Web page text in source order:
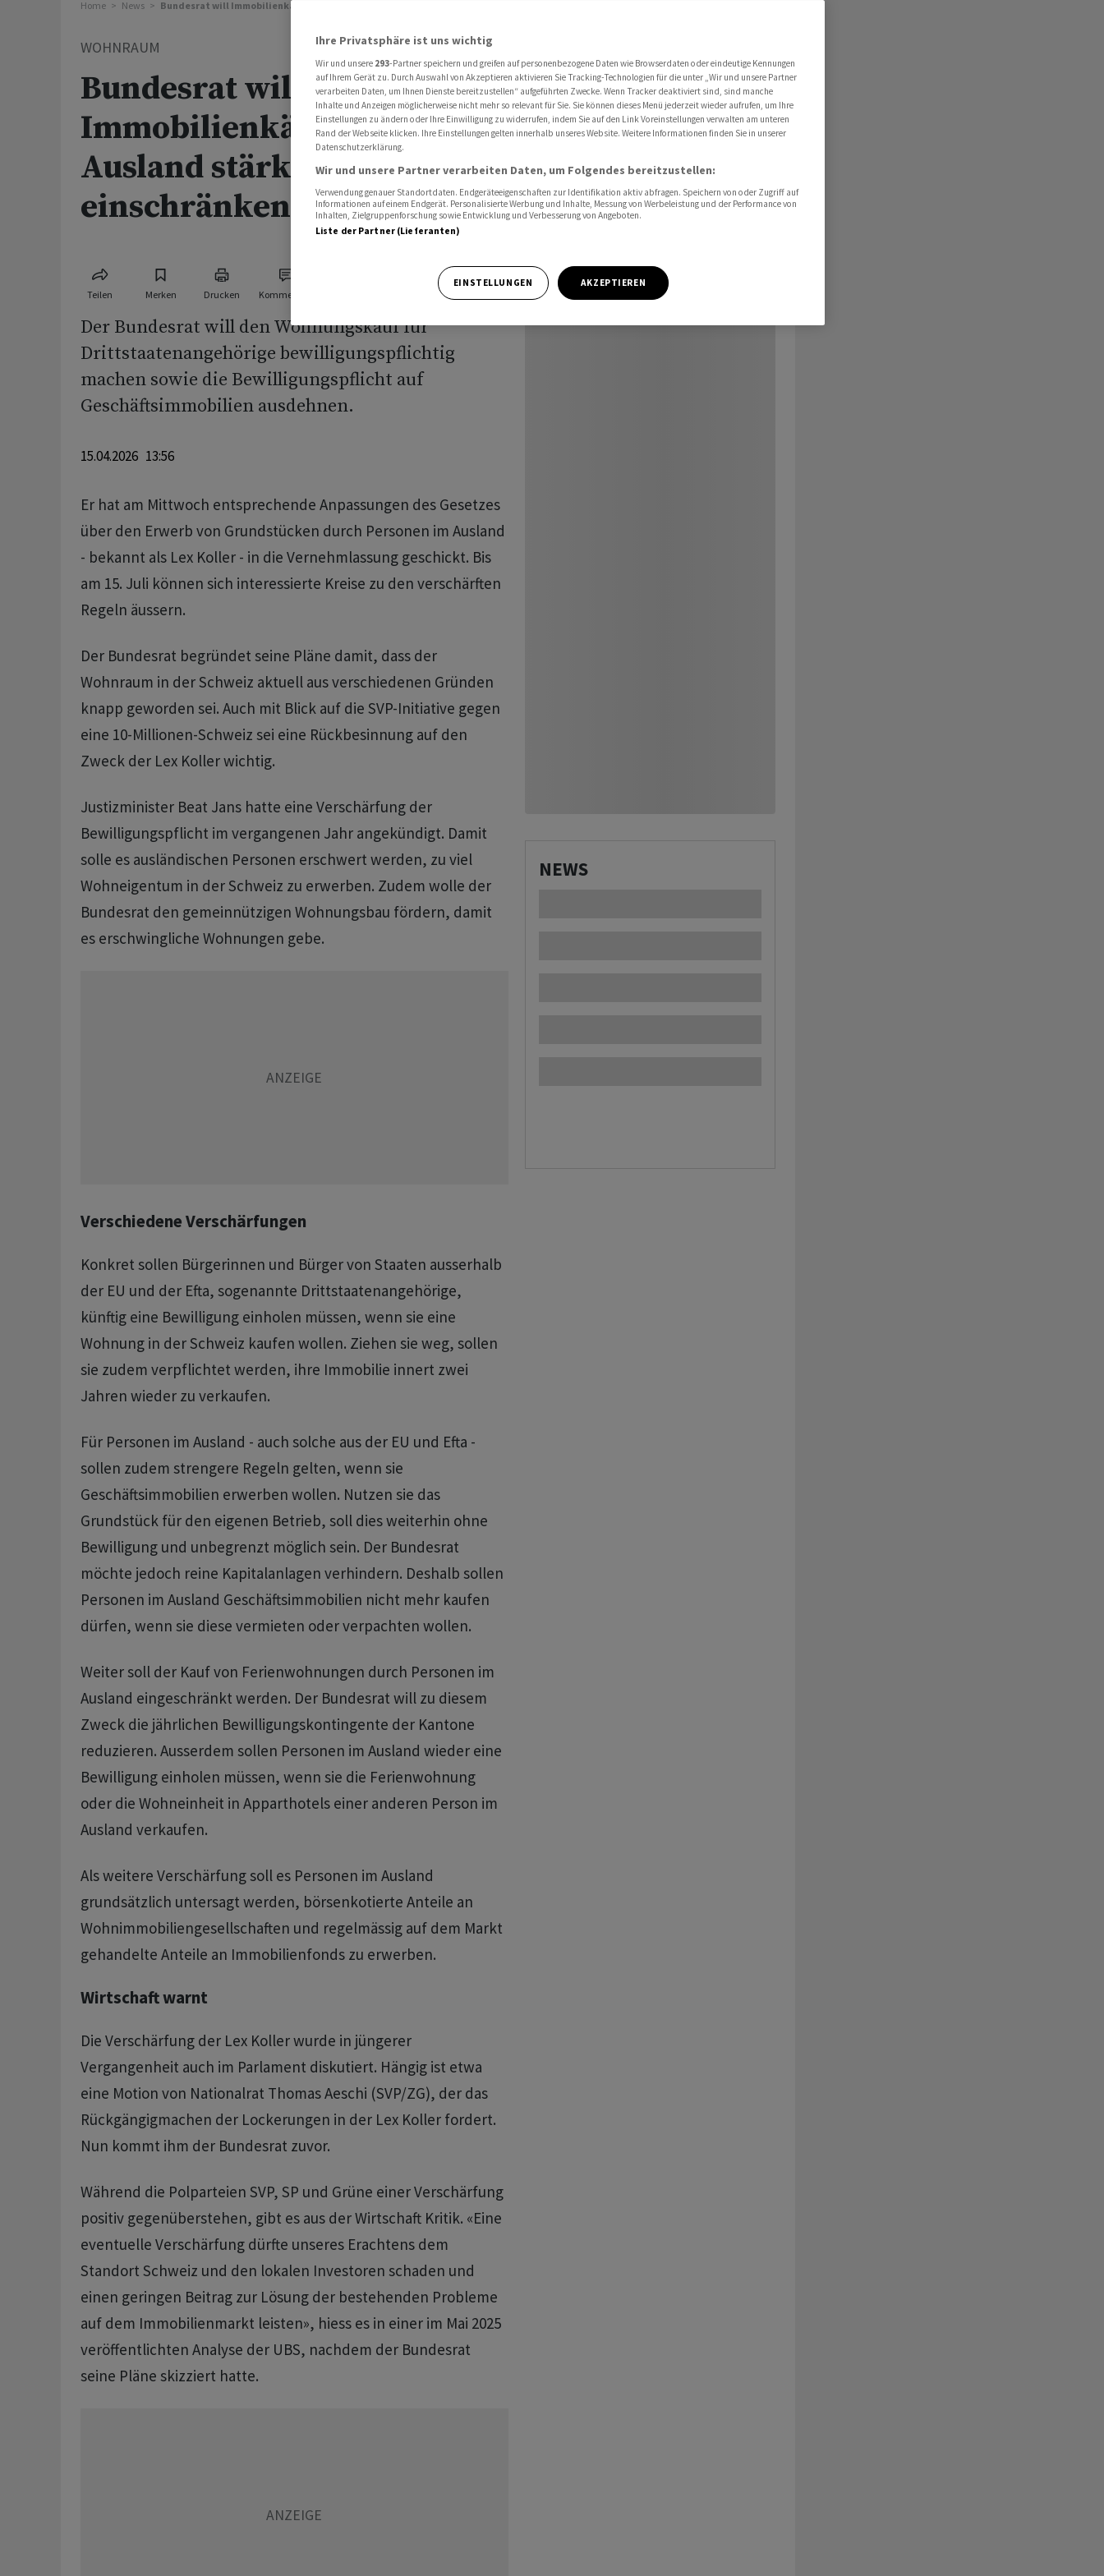
Home News Bundesrat will Immobilienkäufe aus dem Ausland stärker einschränken
WOHNRAUM
Bundesrat will
Immobilienkäufe aus dem
Ausland stärker
einschränken
Teilen Merken Drucken Kommentare
Der Bundesrat will den Wohnungskauf für
Drittstaatenangehörige bewilligungspflichtig
machen sowie die Bewilligungspflicht auf
Geschäftsimmobilien ausdehnen.
15.04.2026 13:56
Er hat am Mittwoch entsprechende Anpassungen des Gesetzes
über den Erwerb von Grundstücken durch Personen im Ausland
- bekannt als Lex Koller - in die Vernehmlassung geschickt. Bis
am 15. Juli können sich interessierte Kreise zu den verschärften
Regeln äussern.
Der Bundesrat begründet seine Pläne damit, dass der
Wohnraum in der Schweiz aktuell aus verschiedenen Gründen
knapp geworden sei. Auch mit Blick auf die SVP-Initiative gegen
eine 10-Millionen-Schweiz sei eine Rückbesinnung auf den
Zweck der Lex Koller wichtig.
Justizminister Beat Jans hatte eine Verschärfung der
Bewilligungspflicht im vergangenen Jahr angekündigt. Damit
solle es ausländischen Personen erschwert werden, zu viel
Wohneigentum in der Schweiz zu erwerben. Zudem wolle der
Bundesrat den gemeinnützigen Wohnungsbau fördern, damit
es erschwingliche Wohnungen gebe.
Verschiedene Verschärfungen
Konkret sollen Bürgerinnen und Bürger von Staaten ausserhalb
der EU und der Efta, sogenannte Drittstaatenangehörige,
künftig eine Bewilligung einholen müssen, wenn sie eine
Wohnung in der Schweiz kaufen wollen. Ziehen sie weg, sollen
sie zudem verpflichtet werden, ihre Immobilie innert zwei
Jahren wieder zu verkaufen.
Für Personen im Ausland - auch solche aus der EU und Efta -
sollen zudem strengere Regeln gelten, wenn sie
Geschäftsimmobilien erwerben wollen. Nutzen sie das
Grundstück für den eigenen Betrieb, soll dies weiterhin ohne
Bewilligung und unbegrenzt möglich sein. Der Bundesrat
möchte jedoch reine Kapitalanlagen verhindern. Deshalb sollen
Personen im Ausland Geschäftsimmobilien nicht mehr kaufen
dürfen, wenn sie diese vermieten oder verpachten wollen.
Weiter soll der Kauf von Ferienwohnungen durch Personen im
Ausland eingeschränkt werden. Der Bundesrat will zu diesem
Zweck die jährlichen Bewilligungskontingente der Kantone
reduzieren. Ausserdem sollen Personen im Ausland wieder eine
Bewilligung einholen müssen, wenn sie die Ferienwohnung
oder die Wohneinheit in Apparthotels einer anderen Person im
Ausland verkaufen.
Als weitere Verschärfung soll es Personen im Ausland
grundsätzlich untersagt werden, börsenkotierte Anteile an
Wohnimmobiliengesellschaften und regelmässig auf dem Markt
gehandelte Anteile an Immobilienfonds zu erwerben.
Wirtschaft warnt
Die Verschärfung der Lex Koller wurde in jüngerer
Vergangenheit auch im Parlament diskutiert. Hängig ist etwa
eine Motion von Nationalrat Thomas Aeschi (SVP/ZG), der das
Rückgängigmachen der Lockerungen in der Lex Koller fordert.
Nun kommt ihm der Bundesrat zuvor.
Während die Polparteien SVP, SP und Grüne einer Verschärfung
positiv gegenüberstehen, gibt es aus der Wirtschaft Kritik. «Eine
eventuelle Verschärfung dürfte unseres Erachtens dem
Standort Schweiz und den lokalen Investoren schaden und
einen geringen Beitrag zur Lösung der bestehenden Probleme
auf dem Immobilienmarkt leisten», hiess es in einer im Mai 2025
veröffentlichten Analyse der UBS, nachdem der Bundesrat
seine Pläne skizziert hatte.
NEWS
Ihre Privatsphäre ist uns wichtig
Wir und unsere 293-Partner speichern und greifen auf personenbezogene Daten wie Browserdaten oder eindeutige Kennungen
auf Ihrem Gerät zu. Durch Auswahl von Akzeptieren aktivieren Sie Tracking-Technologien für die unter „Wir und unsere Partner
verarbeiten Daten, um Ihnen Dienste bereitzustellen“ aufgeführten Zwecke. Wenn Tracker deaktiviert sind, sind manche
Inhalte und Anzeigen möglicherweise nicht mehr so relevant für Sie. Sie können dieses Menü jederzeit wieder aufrufen, um Ihre
Einstellungen zu ändern oder Ihre Einwilligung zu widerrufen, indem Sie auf den Link Voreinstellungen verwalten am unteren
Rand der Webseite klicken. Ihre Einstellungen gelten innerhalb unseres Website. Weitere Informationen finden Sie in unserer
Datenschutzerklärung.
Wir und unsere Partner verarbeiten Daten, um Folgendes bereitzustellen:
Verwendung genauer Standortdaten. Endgeräteeigenschaften zur Identifikation aktiv abfragen. Speichern von oder Zugriff auf
Informationen auf einem Endgerät. Personalisierte Werbung und Inhalte, Messung von Werbeleistung und der Performance von
Inhalten, Zielgruppenforschung sowie Entwicklung und Verbesserung von Angeboten.
Liste der Partner (Lieferanten)
EINSTELLUNGEN AKZEPTIEREN